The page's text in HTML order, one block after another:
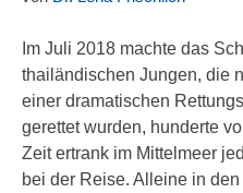
Im Juli 2018 machte das
thailändischen Jungen, die
einer dramatischen
gerettet wurden, hunderte
Zeit ertrank im Mittelmeer
bei der Reise. Alleine in